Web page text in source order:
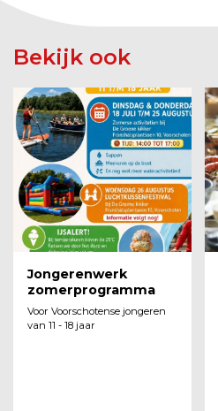
Bekijk ook
Jongerenwerk
zomerprogramma
Voor Voorschotense jongeren
van 11 - 18 jaar